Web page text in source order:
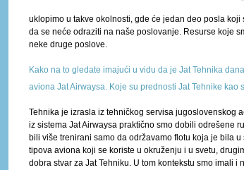
uklopimo u takve okolnosti, gde će jedan deo posla
da se neće odraziti na naše poslovanje. Resurse koje
neke druge poslove.
Kako na to gledate imajući u vidu da je Jat Tehnika
aviona Jat Airwaysa. Koje su prednosti Jat Tehnike
Tehnika je izrasla iz tehničkog servisa jugoslovenskog
iz sistema Jat Airwaysa praktično smo dobili odrešene
bili više trenirani samo da održavamo flotu koja je bila
tipova aviona koji se koriste u okruženju i u svetu,
dobra stvar za Jat Tehniku. U tom kontekstu smo imali